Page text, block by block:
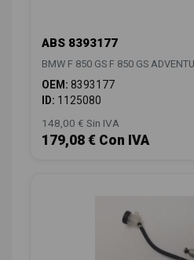
ABS 8393177
BMW F 850 GS F 850 GS
OEM: 8393177
ID: 1125080
148,00 € Sin IVA
179,08 € Con IVA